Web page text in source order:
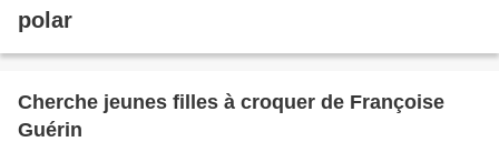
polar
Cherche jeunes filles à croquer de Françoise
Guérin